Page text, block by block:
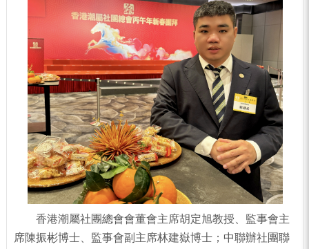
香港潮屬社團總會會董會主席胡定旭教授、監事會主
席陳振彬博士、監事會副主席林建嶽博士；中聯辦社團聯